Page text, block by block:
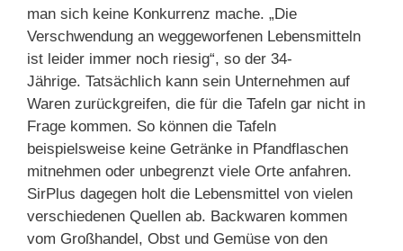
man sich keine Konkurrenz mache. „Die
Verschwendung an weggeworfenen Lebensmitteln
ist leider immer noch riesig“, so der 34-
Jährige. Tatsächlich kann sein Unternehmen auf
Waren zurückgreifen, die für die Tafeln gar nicht in
Frage kommen. So können die Tafeln
beispielsweise keine Getränke in Pfandflaschen
mitnehmen oder unbegrenzt viele Orte anfahren.
SirPlus dagegen holt die Lebensmittel von vielen
verschiedenen Quellen ab. Backwaren kommen
vom Großhandel, Obst und Gemüse von den